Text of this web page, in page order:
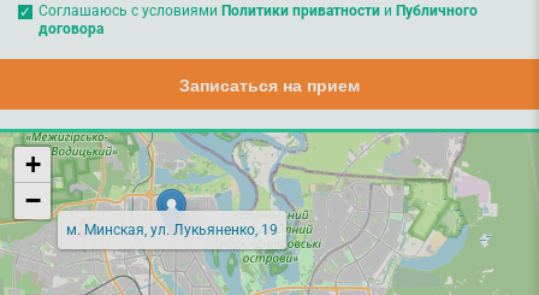
Соглашаюсь с условиями Политики приватностии Публичного
договора
Записаться на прием
м. Минская, ул. Лукьяненко, 19
+
−